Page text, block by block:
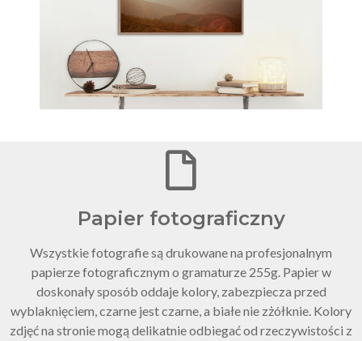
Papier fotograficzny
Wszystkie fotografie są drukowane na profesjonalnym
papierze fotograficznym o gramaturze 255g. Papier w
doskonały sposób oddaje kolory, zabezpiecza przed
wyblaknięciem, czarne jest czarne, a białe nie zżółknie. Kolory
zdjęć na stronie mogą delikatnie odbiegać od rzeczywistości z